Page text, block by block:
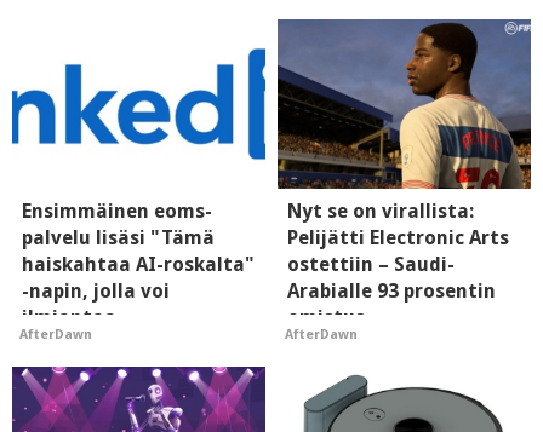
Ensimmäinen eoms-
palvelu lisäsi "Tämä
haiskahtaa AI-roskalta"
-napin, jolla voi
ilmiantaa
tekoälytauhkan
AfterDawn
Nyt se on virallista:
Pelijätti Electronic Arts
ostettiin – Saudi-
Arabialle 93 prosentin
omistus
AfterDawn